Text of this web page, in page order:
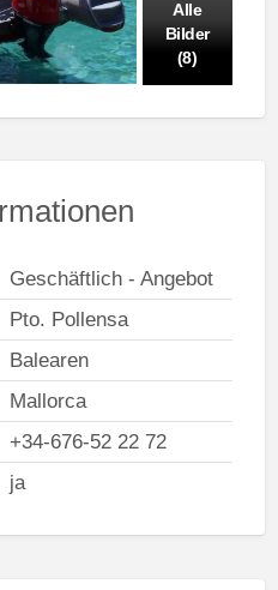
Alle
Bilder
(8)
Geschäftlich - Angebot
Pto. Pollensa
Balearen
Mallorca
+34-676-52 22 72
ja